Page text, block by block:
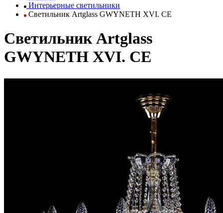
Интерьерные светильники
Светильник Artglass GWYNETH XVI. CE
Светильник Artglass
GWYNETH XVI. CE